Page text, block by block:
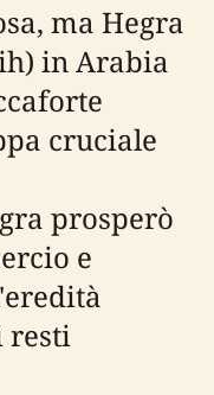
ma Hegra
in Arabia
cruciale
prosperò
e
resti